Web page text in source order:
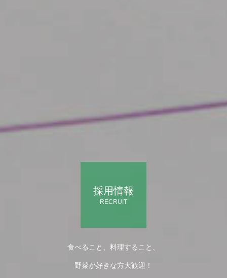
採用情報
RECRUIT
食べること、料理すること、
野菜が好きな方大歓迎！